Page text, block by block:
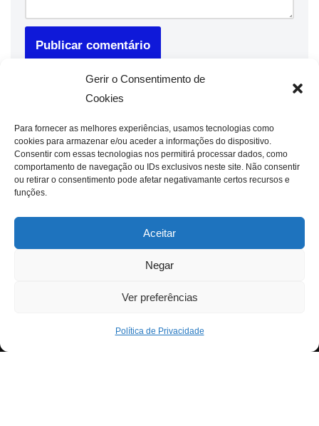
Gerir o Consentimento de
Cookies
Para fornecer as melhores experiências, usamos tecnologias como
cookies para armazenar e/ou aceder a informações do dispositivo.
Consentir com essas tecnologias nos permitirá processar dados, como
comportamento de navegação ou IDs exclusivos neste site. Não consentir
ou retirar o consentimento pode afetar negativamante certos recursos e
funções.
Aceitar
Negar
Ver preferências
Política de Privacidade
| Criado comWordPress